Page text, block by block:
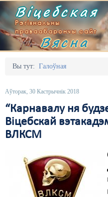
Віцебская
Рэгіянальны
праваабарончы сайт
Вясна
Вы тут: Галоўная
Аўторак, 30 Кастрычнік 2018
“Карнавалу ня
Віцебскай
ВЛКСМ
Галоўная
Адміністрацыйны перасьлед
Безбар'ернае асяродзьдзе
Выбары
Дзяржава
Дыскрымінацыя
Выданьні
Кантакт
Пра нас